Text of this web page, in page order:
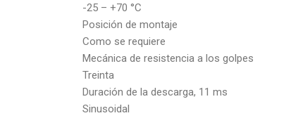
-25 – +70 °C
Posición de montaje
Como se requiere
Mecánica de resistencia a los golpes
Treinta
Duración de la descarga, 11 ms
Sinusoidal